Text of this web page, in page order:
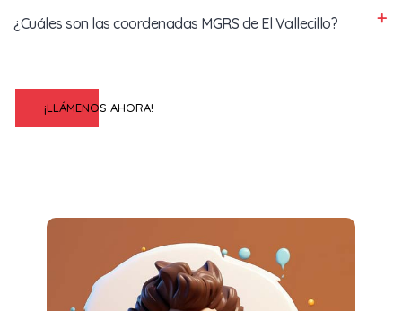
¿Cuáles son las coordenadas MGRS de El Vallecillo?
¡LLÁMENOS AHORA!